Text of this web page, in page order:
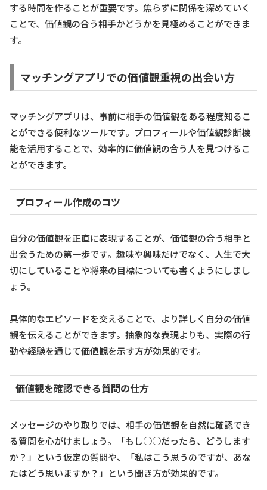
する時間を作ることが重要です。焦らずに関係を深めていく
ことで、価値観の合う相手かどうかを見極めることができま
す。
マッチングアプリでの価値観重視の出会い方
マッチングアプリは、事前に相手の価値観をある程度知るこ
とができる便利なツールです。プロフィールや価値観診断機
能を活用することで、効率的に価値観の合う人を見つけるこ
とができます。
プロフィール作成のコツ
自分の価値観を正直に表現することが、価値観の合う相手と
出会うための第一歩です。趣味や興味だけでなく、人生で大
切にしていることや将来の目標についても書くようにしまし
ょう。
具体的なエピソードを交えることで、より詳しく自分の価値
観を伝えることができます。抽象的な表現よりも、実際の行
動や経験を通じて価値観を示す方が効果的です。
価値観を確認できる質問の仕方
メッセージのやり取りでは、相手の価値観を自然に確認でき
る質問を心がけましょう。「もし○○だったら、どうします
か？」という仮定の質問や、「私はこう思うのですが、あな
たはどう思いますか？」という聞き方が効果的です。